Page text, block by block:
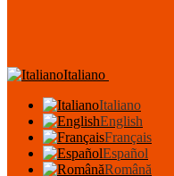
Italiano
Italiano
English
Français
Español
Română